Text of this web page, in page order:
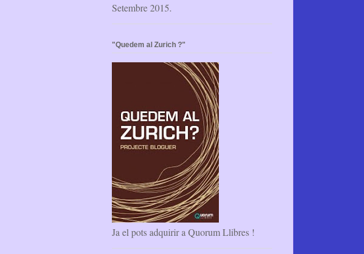
Setembre 2015.
"Quedem al Zurich ?"
Ja el pots adquirir a Quorum Llibres !